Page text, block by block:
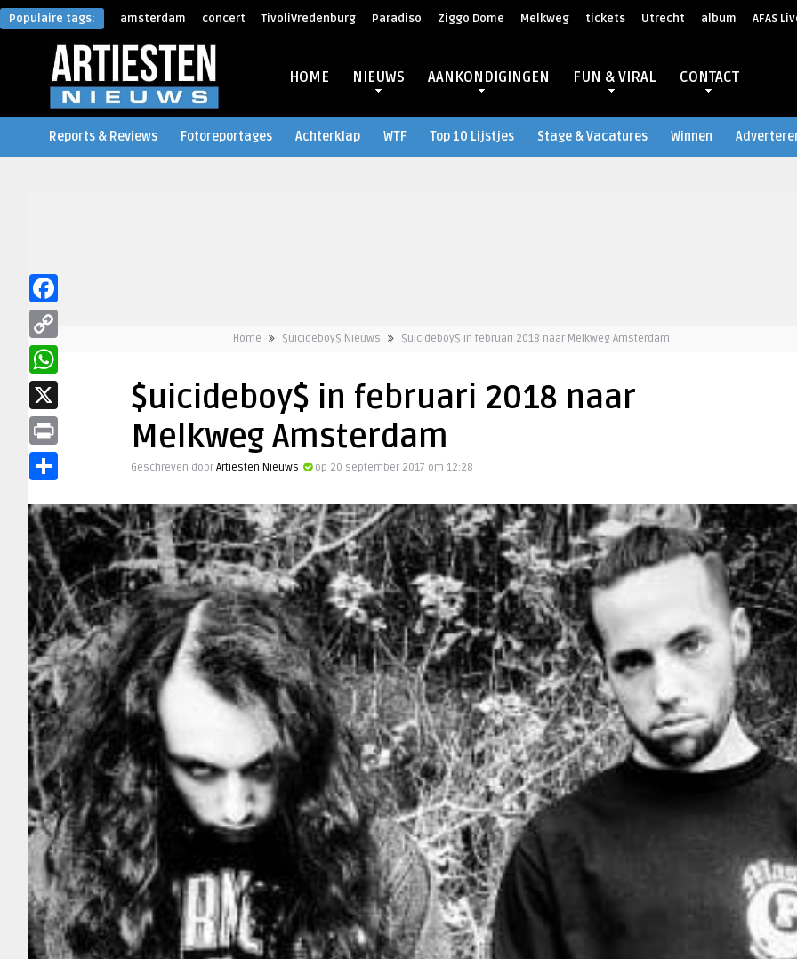
Populaire tags: amsterdam concert TivoliVredenburg Paradiso Ziggo Dome Melkweg tickets Utrecht album AFAS
HOME NIEUWS AANKONDIGINGEN FUN & VIRAL CONTACT
Reports & Reviews Fotoreportages Achterklap WTF Top 10 Lijstjes Stage & Vacatures Winnen
Home $uicideboy$ Nieuws $uicideboy$ in februari 2018 naar Melkweg Amsterdam
$uicideboy$ in februari 2018 naar
Melkweg Amsterdam
Geschreven door Artiesten Nieuws op 20 september 2017 om 12:28
Facebook
Copy
Link
WhatsApp
X
Print